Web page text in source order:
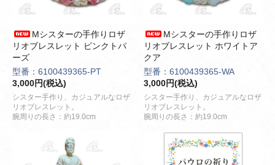
Mシスターの手作りロザ
リオブレスレット ピンクトパ
ーズ
型番：6100439365-PT
3,000円(税込)
シスター手作り、カジュアルなロザ
リオブレスレット。
腕周りの長さ：約19.0cm
Mシスターの手作りロザ
リオブレスレット ホワイトア
クア
型番：6100439365-WA
3,000円(税込)
シスター手作り、カジュアルなロザ
リオブレスレット。
腕周りの長さ：約19.0cm